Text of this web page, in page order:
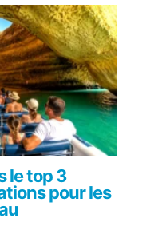
le top 3
pour les